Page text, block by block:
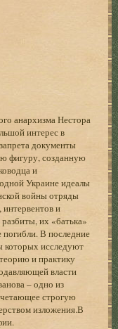
анархизма Нестора
интерес в
документы
фигуру, созданную
и
Украине идеалы
войны отряды
и
их «батька»
погибли. В последние
которых исследуют
и практику
власти
– одно из
строгую
изложения.В